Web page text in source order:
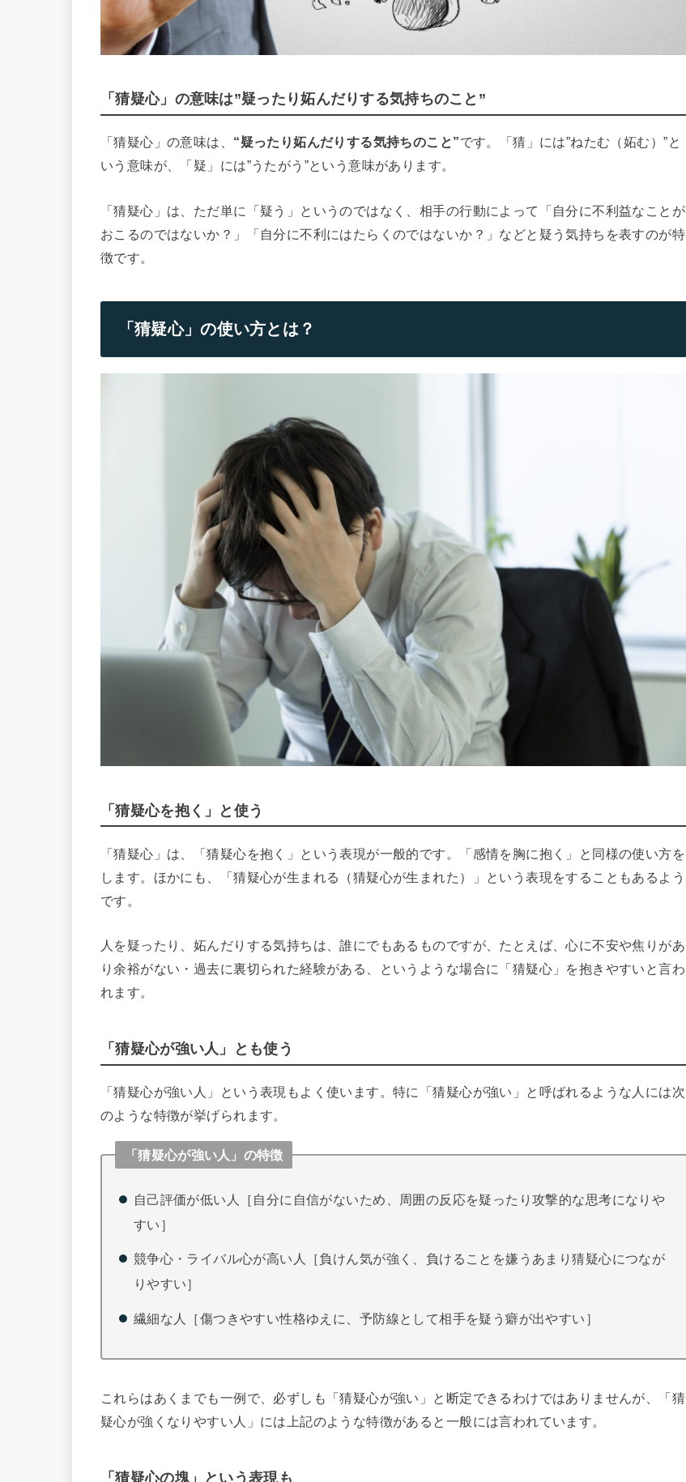
「猜疑心」の意味は”疑ったり妬んだりする気持ちのこと”
「猜疑心」の意味は、 “疑ったり妬んだりする気持ちのこと”です。「猜」には”ねたむ（妬む）”と
いう意味が、「疑」には”うたがう”という意味があります。
「猜疑心」は、ただ単に「疑う」というのではなく、相手の行動によって「自分に不利益なことが
おこるのではないか？」「自分に不利にはたらくのではないか？」などと疑う気持ちを表すのが特
徴です。
「猜疑心」の使い方とは？
「猜疑心を抱く」と使う
「猜疑心」は、「猜疑心を抱く」という表現が一般的です。「感情を胸に抱く」と同様の使い方を
します。ほかにも、「猜疑心が生まれる（猜疑心が生まれた）」という表現をすることもあるよう
です。
人を疑ったり、妬んだりする気持ちは、誰にでもあるものですが、たとえば、心に不安や焦りがあ
り余裕がない・過去に裏切られた経験がある、というような場合に「猜疑心」を抱きやすいと言わ
れます。
「猜疑心が強い人」とも使う
「猜疑心が強い人」という表現もよく使います。特に「猜疑心が強い」と呼ばれるような人には次
のような特徴が挙げられます。
「猜疑心が強い人」の特徴
自己評価が低い人［自分に自信がないため、周囲の反応を疑ったり攻撃的な思考になりや
すい］
競争心・ライバル心が高い人［負けん気が強く、負けることを嫌うあまり猜疑心につなが
りやすい］
繊細な人［傷つきやすい性格ゆえに、予防線として相手を疑う癖が出やすい］
これらはあくまでも一例で、必ずしも「猜疑心が強い」と断定できるわけではありませんが、「猜
疑心が強くなりやすい人」には上記のような特徴があると一般には言われています。
「猜疑心の塊」という表現も